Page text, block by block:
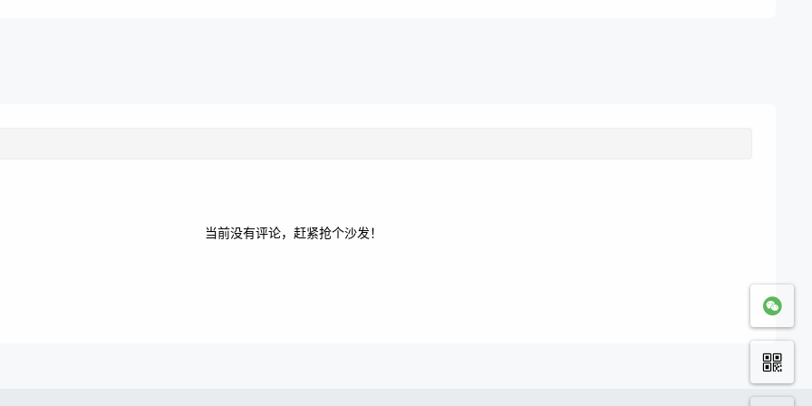
当前没有评论，赶紧抢个沙发！